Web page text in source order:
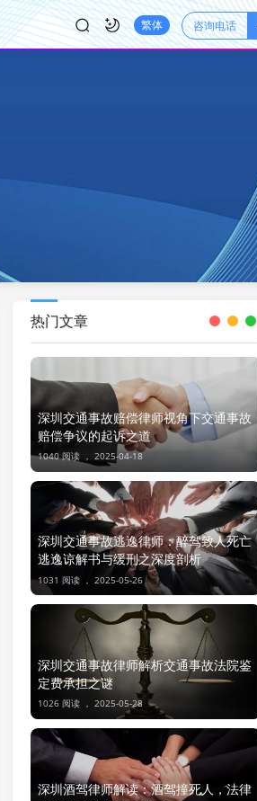
繁体 咨询电话
热门文章
深圳交通事故赔偿律师视角下交通事故
赔偿争议的起诉之道
1040 阅读 ， 2025-04-18
深圳交通事故逃逸律师：醉驾致人死亡
逃逸谅解书与缓刑之深度剖析
1031 阅读 ， 2025-05-26
深圳交通事故律师解析交通事故法院鉴
定费承担之谜
1026 阅读 ， 2025-05-28
深圳酒驾律师解读：酒驾撞死人，法律